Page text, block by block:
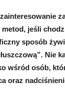
jeśli
sposób
Nie
wśród osób,
oraz